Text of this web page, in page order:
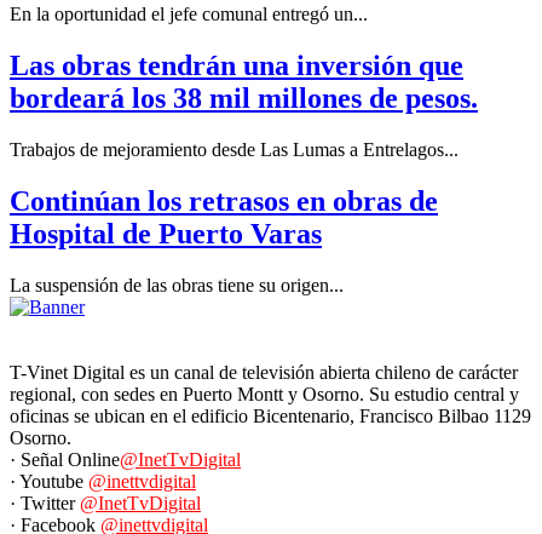
En la oportunidad el jefe comunal entregó un...
Las obras tendrán una inversión que
bordeará los 38 mil millones de pesos.
Trabajos de mejoramiento desde Las Lumas a Entrelagos...
Continúan los retrasos en obras de
Hospital de Puerto Varas
La suspensión de las obras tiene su origen...
T-Vinet Digital es un canal de televisión abierta chileno de carácter
regional, con sedes en Puerto Montt y Osorno. Su estudio central y
oficinas se ubican en el edificio Bicentenario, Francisco Bilbao 1129
Osorno.
· Señal Online@InetTvDigital
· Youtube @inettvdigital
· Twitter @InetTvDigital
· Facebook @inettvdigital